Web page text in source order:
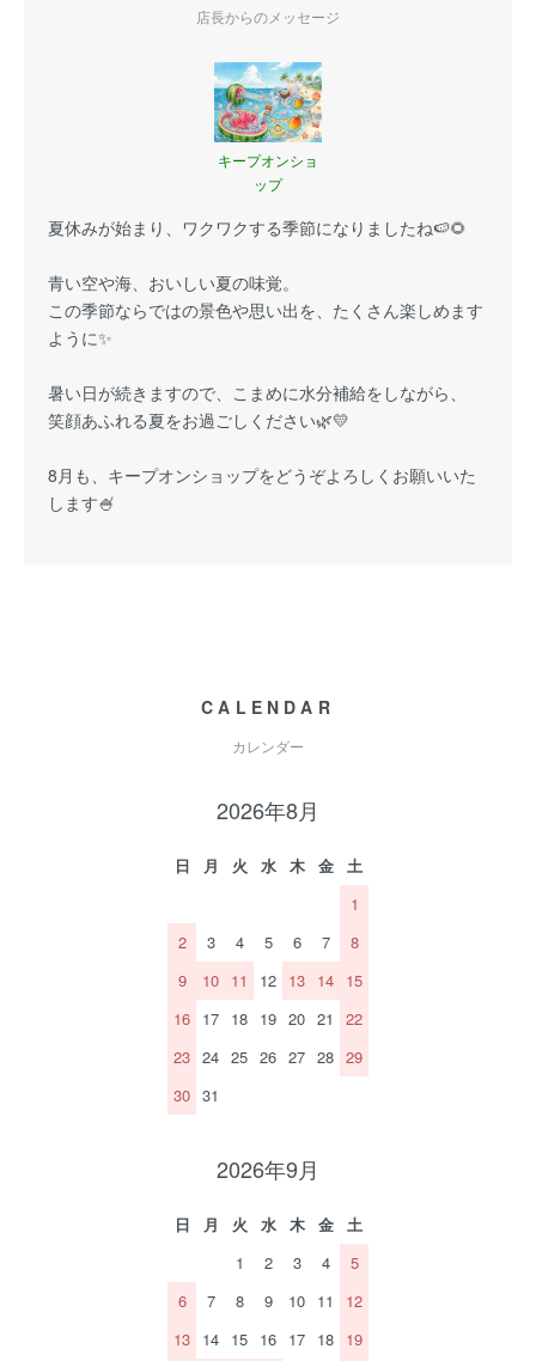
店長からのメッセージ
キープオンショ
ップ
夏休みが始まり、ワクワクする季節になりましたね🍉🌻
青い空や海、おいしい夏の味覚。
この季節ならではの景色や思い出を、たくさん楽しめます
ように✨
暑い日が続きますので、こまめに水分補給をしながら、
笑顔あふれる夏をお過ごしください🌿💛
8月も、キープオンショップをどうぞよろしくお願いいた
します🍧
CALENDAR
カレンダー
2026年8月
日 月 火 水 木 金
土
1
2
3 4 5 6 7
8
9
10 11 12 13 14 15
16 17 18 19 20 21
22
23 24 25 26 27 28 29
30 31
2026年9月
日 月 火 水 木 金
土
1
2 3 4
5
6
7 8 9 10 11
12
13 14 15 16 17 18 19